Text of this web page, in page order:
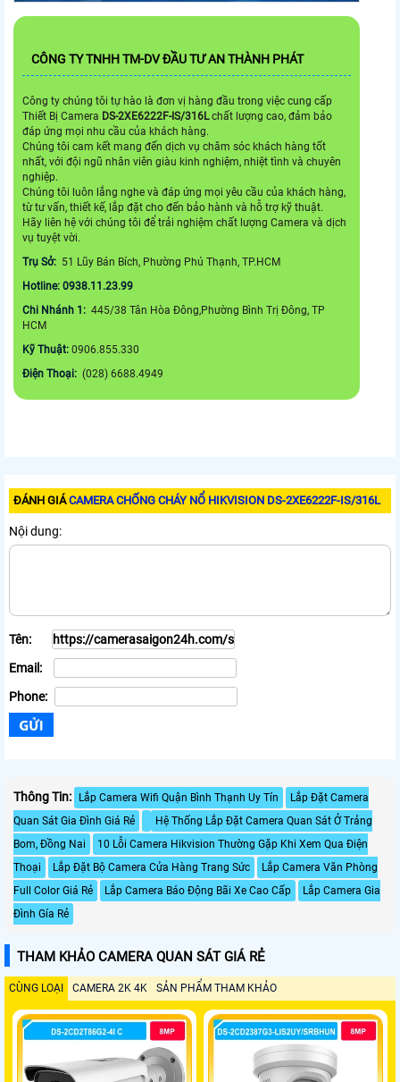
CÔNG TY TNHH TM-DV ĐẦU TƯ AN THÀNH PHÁT
Công ty chúng tôi tự hào là đơn vị hàng đầu trong việc cung cấp
Thiết Bị Camera DS-2XE6222F-IS/316Lchất lượng cao, đảm bảo
đáp ứng mọi nhu cầu của khách hàng.
Chúng tôi cam kết mang đến dịch vụ chăm sóc khách hàng tốt
nhất, với đội ngũ nhân viên giàu kinh nghiệm, nhiệt tình và chuyên
nghiệp.
Chúng tôi luôn lắng nghe và đáp ứng mọi yêu cầu của khách hàng,
từ tư vấn, thiết kế, lắp đặt cho đến bảo hành và hỗ trợ kỹ thuật.
Hãy liên hệ với chúng tôi để trải nghiệm chất lượng Camera và dịch
vụ tuyệt vời.
Trụ Sở: 51 Lũy Bán Bích, Phường Phú Thạnh, TP.HCM
Hotline: 0938.11.23.99
Chi Nhánh 1: 445/38 Tân Hòa Đông,Phường Bình Trị Đông, TP
HCM
Kỹ Thuật: 0906.855.330
Điện Thoại: (028) 6688.4949
ĐÁNH GIÁCAMERA CHỐNG CHÁY NỔ HIKVISION DS-2XE6222F-IS/316L
Nội dung:
Tên:
Email:
Phone:
Thông Tin: Lắp Camera Wifi Quận Bình Thạnh Uy Tín
Lắp Đặt Camera
Quan Sát Gia Đình Giá Rẻ
Hệ Thống Lắp Đặt Camera Quan Sát Ở Trảng
Bom, Đồng Nai
10 Lỗi Camera Hikvision Thường Gặp Khi Xem Qua Điện
Thoại
Lắp Đặt Bộ Camera Cửa Hàng Trang Sức
Lắp Camera Văn Phòng
Full Color Giá Rẻ
Lắp Camera Báo Động Bãi Xe Cao Cấp
Lắp Camera Gia
Đình Gía Rẻ
THAM KHẢO CAMERA QUAN SÁT GIÁ RẺ
CÙNG LOẠI CAMERA 2K 4K SẢN PHẨM THAM KHẢO